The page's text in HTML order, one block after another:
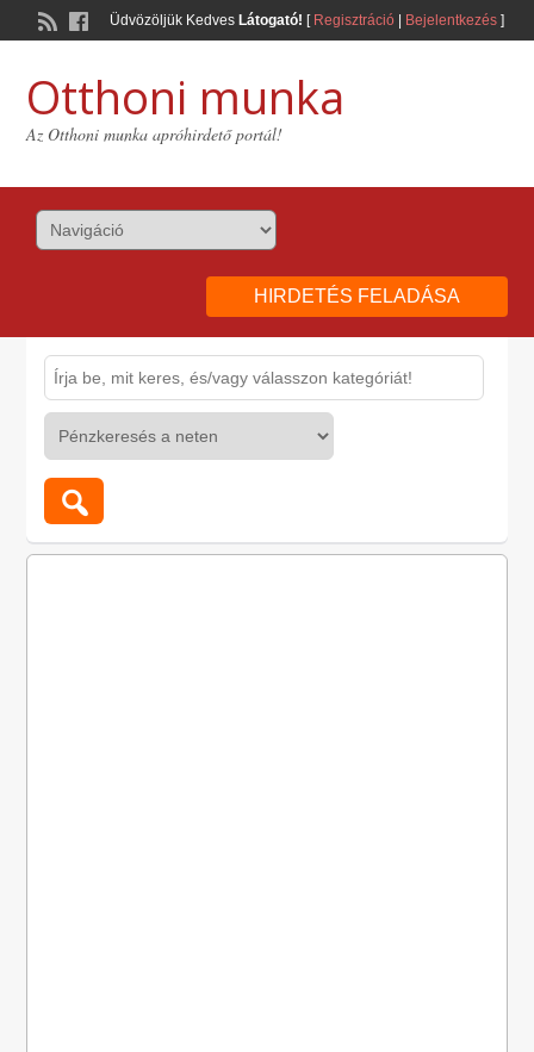
Üdvözöljük Kedves Látogató! [ Regisztráció| Bejelentkezés]
Otthoni munka
Az Otthoni munka apróhirdető portál!
HIRDETÉS FELADÁSA